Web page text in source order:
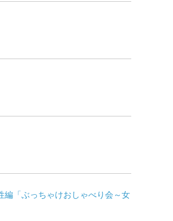
編「ぶっちゃけおしゃべり会～女